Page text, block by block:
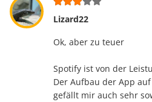
Lizard22
Ok, aber zu teuer
Spotify ist von der
Der Aufbau der App
gefällt mir auch sehr